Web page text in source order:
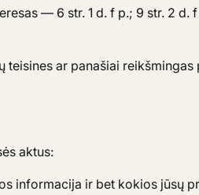
— 6 str. 1 d. f p.; 9 str. 2
ar panašiai reikšmingas
aktus:
informacija ir bet kokios jūsų